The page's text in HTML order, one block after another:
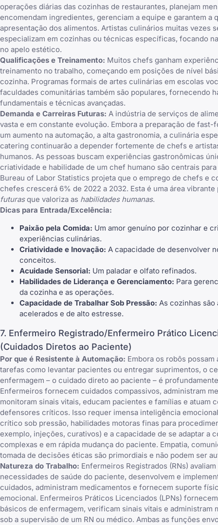
operações diárias das cozinhas de restaurantes, planejam
encomendam ingredientes, gerenciam a equipe e garantem a
apresentação dos alimentos. Artistas culinários muitas vezes
especializam em cozinhas ou técnicas específicas, focando
no apelo estético.
Qualificações e Treinamento: Muitos chefs ganham
treinamento no trabalho, começando em posições de nível
cozinha. Programas formais de artes culinárias em escolas
faculdades comunitárias também são populares, fornecendo
fundamentais e técnicas avançadas.
Demanda e Carreiras Futuras: A indústria de serviços de
vasta e em constante evolução. Embora a preparação de fast-
um aumento na automação, a alta gastronomia, a culinária
catering continuarão a depender fortemente de chefs e
humanos. As pessoas buscam experiências gastronômicas
criatividade e habilidade de um chef humano são centrais para
Bureau of Labor Statistics projeta que o emprego de chefs e
chefes crescerá 6% de 2022 a 2032. Esta é uma área
futurasque valoriza as habilidades humanas.
Dicas para Entrada/Excelência:
Paixão pela Comida: Um amor genuíno por cozinhar e
experiências culinárias.
Criatividade e Inovação: A capacidade de desenvolver
conceitos.
Acuidade Sensorial: Um paladar e olfato refinados.
Habilidades de Liderança e Gerenciamento: Para
da cozinha e as operações.
Capacidade de Trabalhar Sob Pressão: As cozinhas são
acelerados e de alto estresse.
7. Enfermeiro Registrado/Enfermeiro Prático
(Cuidados Diretos ao Paciente)
Por que é Resistente à Automação: Embora os robôs possam
tarefas como levantar pacientes ou entregar suprimentos, o
enfermagem – o cuidado direto ao paciente – é
Enfermeiros fornecem cuidados compassivos, administram
monitoram sinais vitais, educam pacientes e famílias e atuam
defensores críticos. Isso requer imensa inteligência
crítico sob pressão, habilidades motoras finas para
exemplo, injeções, curativos) e a capacidade de se adaptar a
complexas e em rápida mudança do paciente. Empatia,
tomada de decisões éticas são primordiais e não podem ser
Natureza do Trabalho: Enfermeiros Registrados (RNs)
necessidades de saúde do paciente, desenvolvem e
cuidados, administram medicamentos e fornecem suporte
emocional. Enfermeiros Práticos Licenciados (LPNs)
básicos de enfermagem, verificam sinais vitais e administram
sob a supervisão de um RN ou médico. Ambas as funções